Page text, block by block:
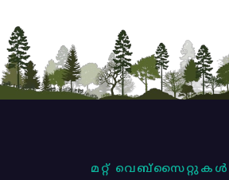
മറ്റ് വെബ്സൈറ്റുകൾ